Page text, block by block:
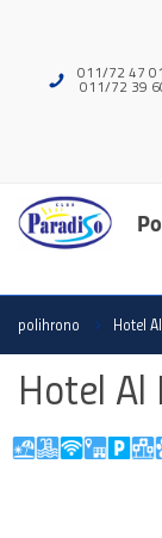
011/72 47
011/72 39
polihrono Hotel
Hotel